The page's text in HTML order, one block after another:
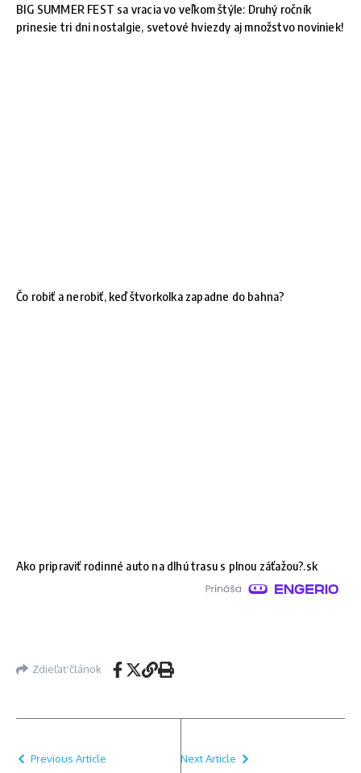
BIG SUMMER FEST sa vracia vo veľkom štýle: Druhý ročník
prinesie tri dni nostalgie, svetové hviezdy aj množstvo noviniek!
Čo robiť a nerobiť, keď štvorkolka zapadne do bahna?
Ako pripraviť rodinné auto na dlhú trasu s plnou záťažou?.sk
Zdieľať článok
Previous Article Next Article